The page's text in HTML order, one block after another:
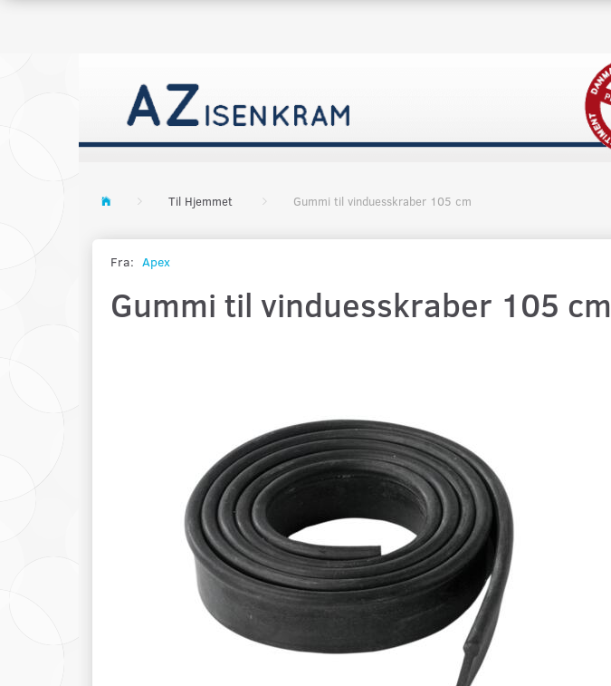
Til Hjemmet Gummi til vinduesskraber 105 cm
Fra: Apex
Gummi til vinduesskraber 105 cm